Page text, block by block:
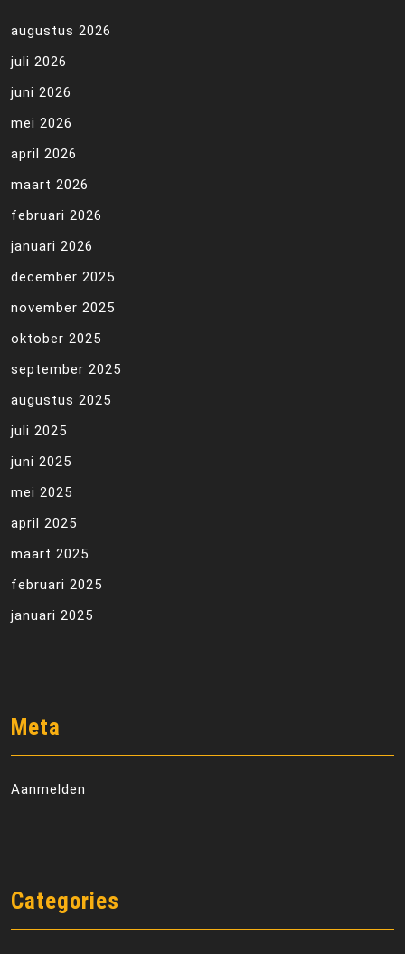
augustus 2026
juli 2026
juni 2026
mei 2026
april 2026
maart 2026
februari 2026
januari 2026
december 2025
november 2025
oktober 2025
september 2025
augustus 2025
juli 2025
juni 2025
mei 2025
april 2025
maart 2025
februari 2025
januari 2025
Meta
Aanmelden
Categories